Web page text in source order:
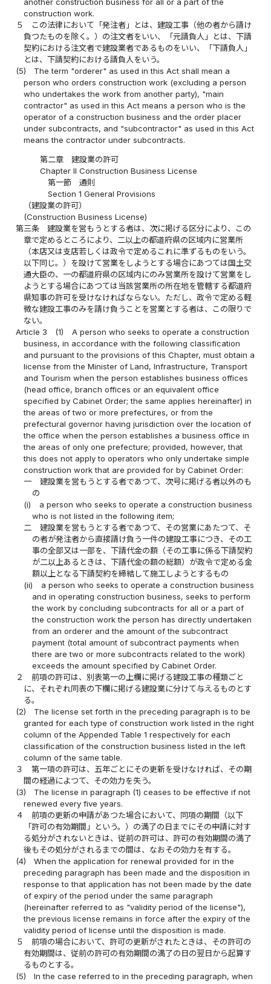
construction work.
５
この法律において「発注者」とは、建設工事（他の者から請け
負つたものを除く。）の注文者をいい、「元請負人」とは、下請
契約における注文者で建設業者であるものをいい、「下請負人」
とは、下請契約における請負人をいう。
(5)
The term "orderer" as used in this Act shall mean a
person who orders construction work (excluding a person
who undertakes the work from another party), "main
contractor" as used in this Act means a person who is the
operator of a construction business and the order placer
under subcontracts, and "subcontractor" as used in this Act
means the contractor under subcontracts.
第二章 建設業の許可
Chapter II Construction Business License
第一節 通則
Section 1 General Provisions
（建設業の許可）
(Construction Business License)
第三条
建設業を営もうとする者は、次に掲げる区分により、この
章で定めるところにより、二以上の都道府県の区域内に営業所
（本店又は支店若しくは政令で定めるこれに準ずるものをいう。
以下同じ。）を設けて営業をしようとする場合にあつては国土交
通大臣の、一の都道府県の区域内にのみ営業所を設けて営業をし
ようとする場合にあつては当該営業所の所在地を管轄する都道府
県知事の許可を受けなければならない。ただし、政令で定める軽
微な建設工事のみを請け負うことを営業とする者は、この限りで
ない。
Article 3
(1)
A person who seeks to operate a construction
business, in accordance with the following classification
and pursuant to the provisions of this Chapter, must obtain a
license from the Minister of Land, Infrastructure, Transport
and Tourism when the person establishes business offices
(head office, branch offices or an equivalent office
specified by Cabinet Order; the same applies hereinafter) in
the areas of two or more prefectures, or from the
prefectural governor having jurisdiction over the location of
the office when the person establishes a business office in
the areas of only one prefecture; provided, however, that
this does not apply to operators who only undertake simple
construction work that are provided for by Cabinet Order:
一
建設業を営もうとする者であつて、次号に掲げる者以外のも
の
(i)
a person who seeks to operate a construction business
who is not listed in the following item;
二
建設業を営もうとする者であつて、その営業にあたつて、そ
の者が発注者から直接請け負う一件の建設工事につき、その工
事の全部又は一部を、下請代金の額（その工事に係る下請契約
が二以上あるときは、下請代金の額の総額）が政令で定める金
額以上となる下請契約を締結して施工しようとするもの
(ii)
a person who seeks to operate a construction business
and in operating construction business, seeks to perform
the work by concluding subcontracts for all or a part of
the construction work the person has directly undertaken
from an orderer and the amount of the subcontract
payment (total amount of subcontract payments when
there are two or more subcontracts related to the work)
exceeds the amount specified by Cabinet Order.
２
前項の許可は、別表第一の上欄に掲げる建設工事の種類ごと
に、それぞれ同表の下欄に掲げる建設業に分けて与えるものとす
る。
(2)
The license set forth in the preceding paragraph is to be
granted for each type of construction work listed in the right
column of the Appended Table 1 respectively for each
classification of the construction business listed in the left
column of the same table.
３
第一項の許可は、五年ごとにその更新を受けなければ、その期
間の経過によつて、その効力を失う。
(3)
The license in paragraph (1) ceases to be effective if not
renewed every five years.
４
前項の更新の申請があつた場合において、同項の期間（以下
「許可の有効期間」という。）の満了の日までにその申請に対す
る処分がされないときは、従前の許可は、許可の有効期間の満了
後もその処分がされるまでの間は、なおその効力を有する。
(4)
When the application for renewal provided for in the
preceding paragraph has been made and the disposition in
response to that application has not been made by the date
of expiry of the period under the same paragraph
(hereinafter referred to as "validity period of the license"),
the previous license remains in force after the expiry of the
validity period of license until the disposition is made.
５
前項の場合において、許可の更新がされたときは、その許可の
有効期間は、従前の許可の有効期間の満了の日の翌日から起算す
るものとする。
(5)
In the case referred to in the preceding paragraph, when